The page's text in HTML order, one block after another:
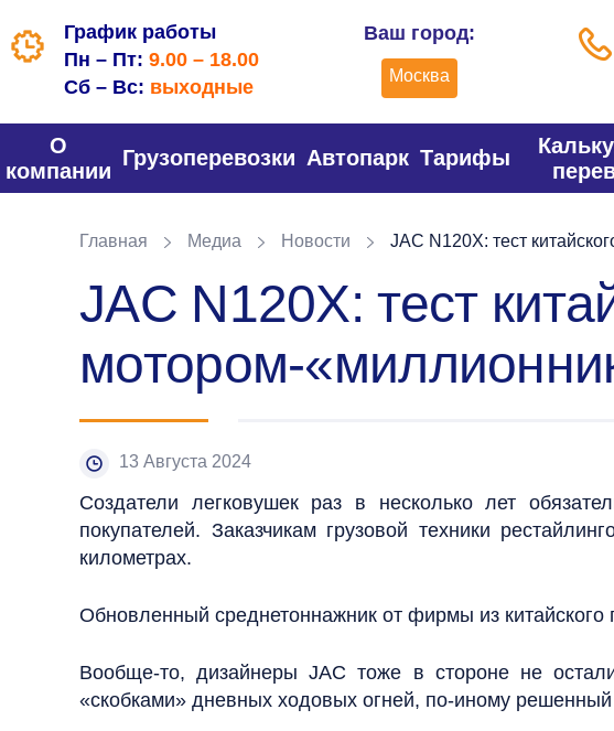
График работы
Пн – Пт: 9.00 – 18.00
Сб – Вс: выходные
Ваш город:
Москва
О
компании
Грузоперевозки Автопарк Тарифы
Главная Медиа Новости JAC N120Х: тест
JAC N120Х: тест
мотором-
13 Августа 2024
Создатели легковушек раз в несколько лет
покупателей. Заказчикам грузовой техники
километрах.
Обновленный среднетоннажник от фирмы из
Вообще-то, дизайнеры JAC тоже в стороне не
«скобками» дневных ходовых огней, по-иному